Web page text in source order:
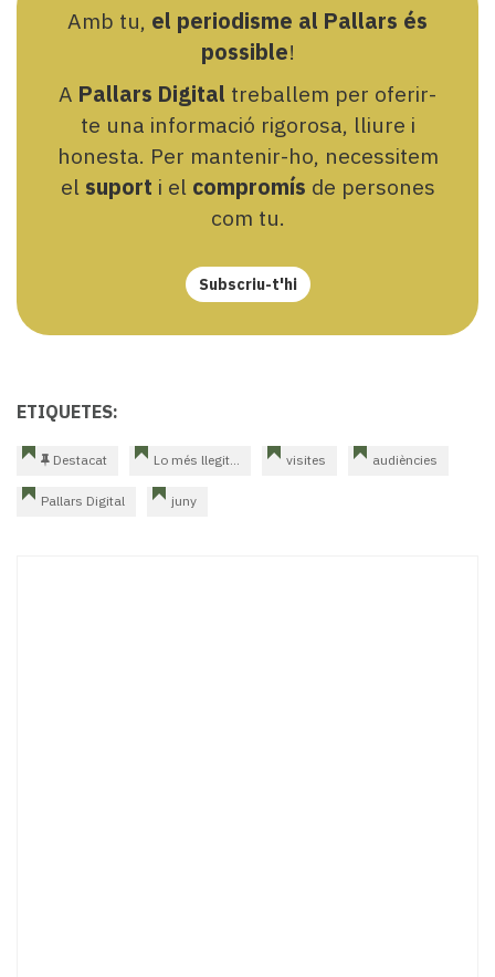
Amb tu, el periodisme al Pallars és
possible!
A Pallars Digital treballem per oferir-
te una informació rigorosa, lliure i
honesta. Per mantenir-ho, necessitem
el suport i el compromís de persones
com tu.
Subscriu-t'hi
ETIQUETES:
Destacat Lo més llegit... visites audiències
Pallars Digital juny